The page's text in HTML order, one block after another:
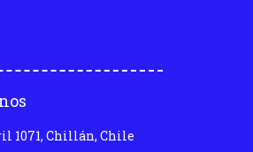
1071, Chillán, Chile